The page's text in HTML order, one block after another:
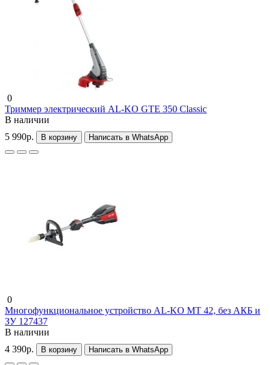
0
Триммер электрический AL-KO GTE 350 Classic
В наличии
5 990р.
В корзину Написать в WhatsApp
0
Многофункциональное устройство AL-KO MT 42, без АКБ и
ЗУ 127437
В наличии
4 390р.
В корзину Написать в WhatsApp